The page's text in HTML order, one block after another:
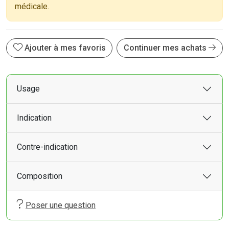
médicale.
Ajouter à mes favoris Continuer mes achats
Usage
Indication
Contre-indication
Composition
Poser une question